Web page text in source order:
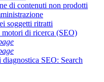
di contenuti non prodotti
soggetti ritratti
di ricerca (SEO)
SEO: Search